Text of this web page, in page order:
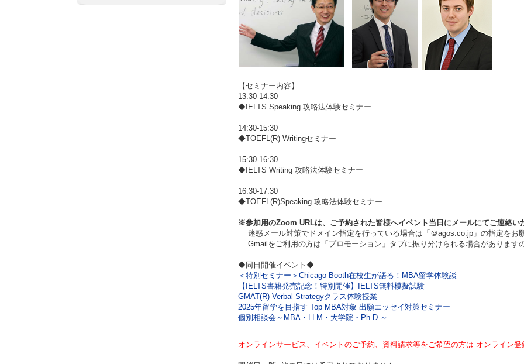
【セミナー内容】
13:30-14:30
◆IELTS Speaking 攻略法体験セミナー
14:30-15:30
◆TOEFL(R) Writingセミナー
15:30-16:30
◆IELTS Writing 攻略法体験セミナー
16:30-17:30
◆TOEFL(R)Speaking 攻略法体験セミナー
※参加用のZoom URLは、ご予約された皆様へイベント当日にメールにてご連絡い
迷惑メール対策でドメイン指定を行っている場合は「＠agos.co.jp」の指定をお
Gmailをご利用の方は「プロモーション」タブに振り分けられる場合があります
◆同日開催イベント◆
＜特別セミナー＞Chicago Booth在校生が語る！MBA留学体験談
【IELTS書籍発売記念！特別開催】IELTS無料模擬試験
GMAT(R) Verbal Strategyクラス体験授業
2025年留学を目指す Top MBA対象 出願エッセイ対策セミナー
個別相談会～MBA・LLM・大学院・Ph.D.～
オンラインサービス、イベントのご予約、資料請求等をご希望の方は オンライン登